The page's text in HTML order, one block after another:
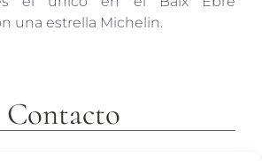
una estrella Michelin.
Contacto